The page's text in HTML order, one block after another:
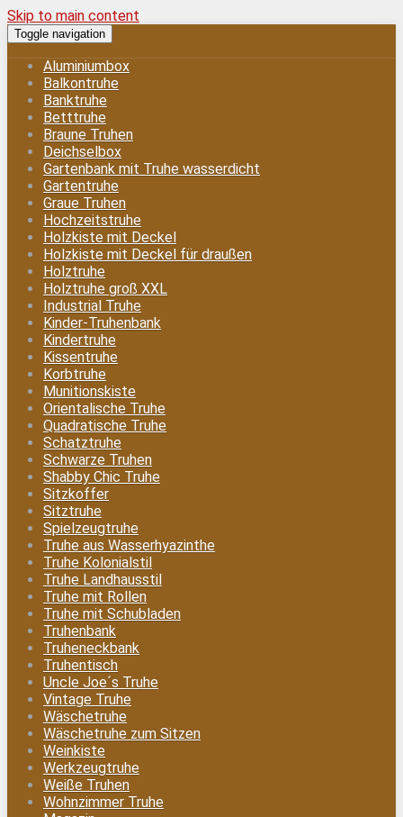
Skip to main content
Toggle navigation
Aluminiumbox
Balkontruhe
Banktruhe
Betttruhe
Braune Truhen
Deichselbox
Gartenbank mit Truhe wasserdicht
Gartentruhe
Graue Truhen
Hochzeitstruhe
Holzkiste mit Deckel
Holzkiste mit Deckel für draußen
Holztruhe
Holztruhe groß XXL
Industrial Truhe
Kinder-Truhenbank
Kindertruhe
Kissentruhe
Korbtruhe
Munitionskiste
Orientalische Truhe
Quadratische Truhe
Schatztruhe
Schwarze Truhen
Shabby Chic Truhe
Sitzkoffer
Sitztruhe
Spielzeugtruhe
Truhe aus Wasserhyazinthe
Truhe Kolonialstil
Truhe Landhausstil
Truhe mit Rollen
Truhe mit Schubladen
Truhenbank
Truheneckbank
Truhentisch
Uncle Joe´s Truhe
Vintage Truhe
Wäschetruhe
Wäschetruhe zum Sitzen
Weinkiste
Werkzeugtruhe
Weiße Truhen
Wohnzimmer Truhe